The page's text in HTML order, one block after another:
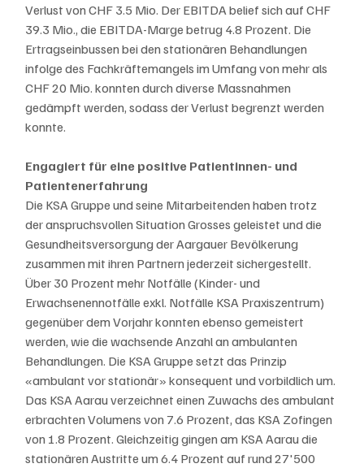
Verlust von CHF 3.5 Mio. Der EBITDA belief sich auf CHF
39.3 Mio., die EBITDA-Marge betrug 4.8 Prozent. Die
Ertragseinbussen bei den stationären Behandlungen
infolge des Fachkräftemangels im Umfang von mehr als
CHF 20 Mio. konnten durch diverse Massnahmen
gedämpft werden, sodass der Verlust begrenzt werden
konnte.
Engagiert für eine positive Patientinnen- und
Patientenerfahrung
Die KSA Gruppe und seine Mitarbeitenden haben trotz
der anspruchsvollen Situation Grosses geleistet und die
Gesundheitsversorgung der Aargauer Bevölkerung
zusammen mit ihren Partnern jederzeit sichergestellt.
Über 30 Prozent mehr Notfälle (Kinder- und
Erwachsenennotfälle exkl. Notfälle KSA Praxiszentrum)
gegenüber dem Vorjahr konnten ebenso gemeistert
werden, wie die wachsende Anzahl an ambulanten
Behandlungen. Die KSA Gruppe setzt das Prinzip
«ambulant vor stationär» konsequent und vorbildlich um.
Das KSA Aarau verzeichnet einen Zuwachs des ambulant
erbrachten Volumens von 7.6 Prozent, das KSA Zofingen
von 1.8 Prozent. Gleichzeitig gingen am KSA Aarau die
stationären Austritte um 6.4 Prozent auf rund 27'500